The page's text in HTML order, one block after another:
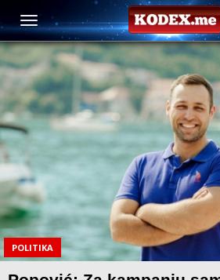
POLITIKA